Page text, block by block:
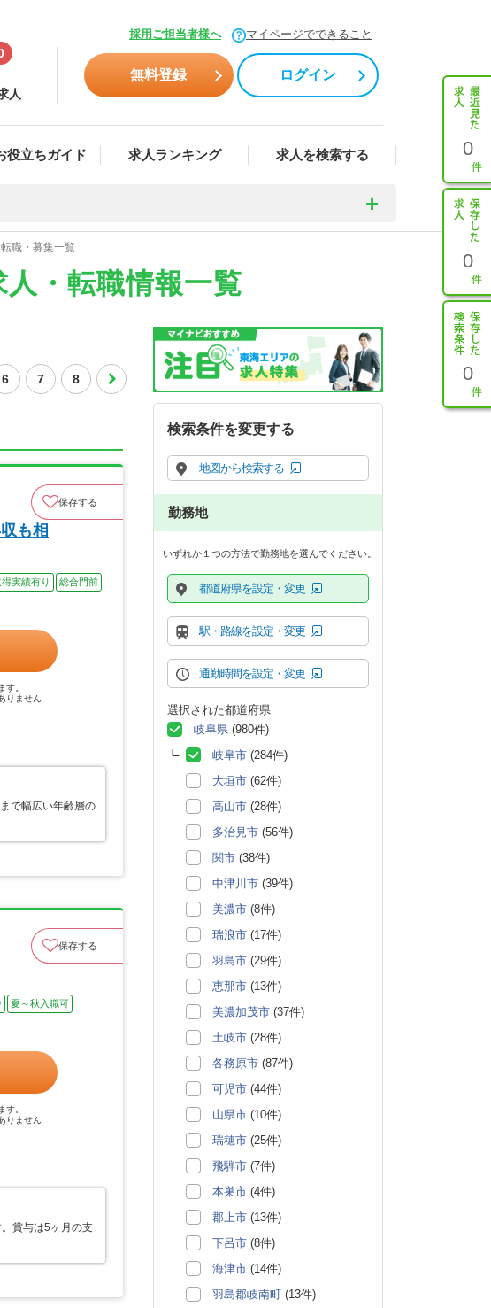
採用ご担当者様へ マイページでできること
人
無料登録 ログイン
役立ちガイド 求人ランキング 求人を検索する 0
0
0
職・募集一覧
・転職情報一覧
6 7 8
保存する
も相
実績有り
総合門前
す。
りません
で幅広い年齢層の
保存する
夏～秋入職可
す。
りません
賞与は5ヶ月の支
検索条件を変更する
地図から検索する
勤務地
いずれか１つの方法で勤務地を選んでください。
都道府県を設定・変更
駅・路線を設定・変更
通勤時間を設定・変更
選択された都道府県
岐阜県 (980件)
岐阜市 (284件)
大垣市 (62件)
高山市 (28件)
多治見市 (56件)
関市 (38件)
中津川市 (39件)
美濃市 (8件)
瑞浪市 (17件)
羽島市 (29件)
恵那市 (13件)
美濃加茂市 (37件)
土岐市 (28件)
各務原市 (87件)
可児市 (44件)
山県市 (10件)
瑞穂市 (25件)
飛騨市 (7件)
本巣市 (4件)
郡上市 (13件)
下呂市 (8件)
海津市 (14件)
羽島郡岐南町 (13件)